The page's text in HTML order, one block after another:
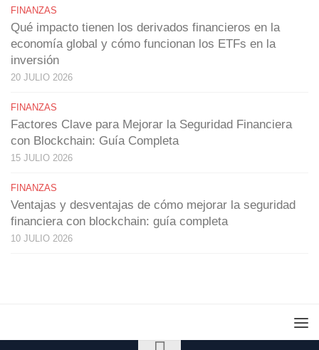
FINANZAS
Qué impacto tienen los derivados financieros en la
economía global y cómo funcionan los ETFs en la
inversión
20 JULIO 2026
FINANZAS
Factores Clave para Mejorar la Seguridad Financiera
con Blockchain: Guía Completa
15 JULIO 2026
FINANZAS
Ventajas y desventajas de cómo mejorar la seguridad
financiera con blockchain: guía completa
10 JULIO 2026